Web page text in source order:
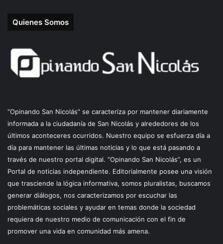
Quienes Somos
“Opinando San Nicolás” se caracteriza por mantener diariamente
informada a la ciudadanía de San Nicolás y alrededores de los
últimos aconteceres ocurridos. Nuestro equipo se esfuerza día a
día para mantener las últimas noticias y lo que está pasando a
través de nuestro portal digital. “Opinando San Nicolás”, es un
Portal de noticias independiente. Editorialmente posee una visión
que trasciende la lógica informativa, somos pluralistas, buscamos
generar diálogos, nos caracterizamos por escuchar las
problemáticas sociales y ayudar en temas donde la sociedad
requiera de nuestro medio de comunicación con el fin de
promover una vida en comunidad más amena.